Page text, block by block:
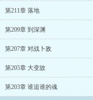
最终得道，却发现洪荒
是……...
第211章 落地
第209章 到深渊
第207章 对战卜敌
第205章 大变故
第203章 谁追谁的魂